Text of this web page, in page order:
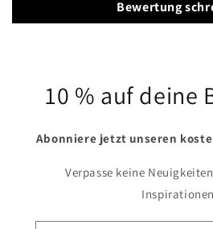
Bewertung
10 % auf deine
Abonniere jetzt unseren
Verpasse keine